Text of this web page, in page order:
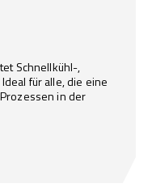
Schnellkühl-,
für alle, die eine
in der